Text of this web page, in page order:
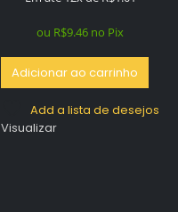
ou R$9.46 no Pix
Adicionar ao carrinho
Add a lista de desejos
Visualizar